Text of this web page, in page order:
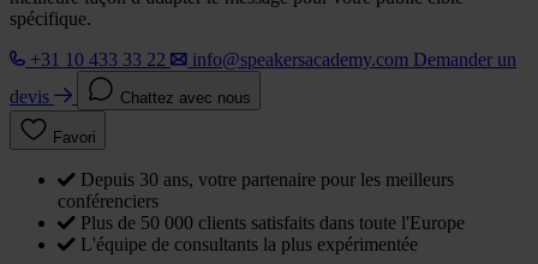
spécifique.
+31 10 433 33 22
info@speakersacademy.com Demander un
devis
Chattez avec nous
Favori
Depuis 30 ans, votre partenaire pour les meilleurs
conférenciers
Plus de 50 000 clients satisfaits dans toute l'Europe
L'équipe de consultants la plus expérimentée